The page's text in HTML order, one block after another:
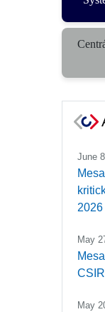
June
2026
May
May